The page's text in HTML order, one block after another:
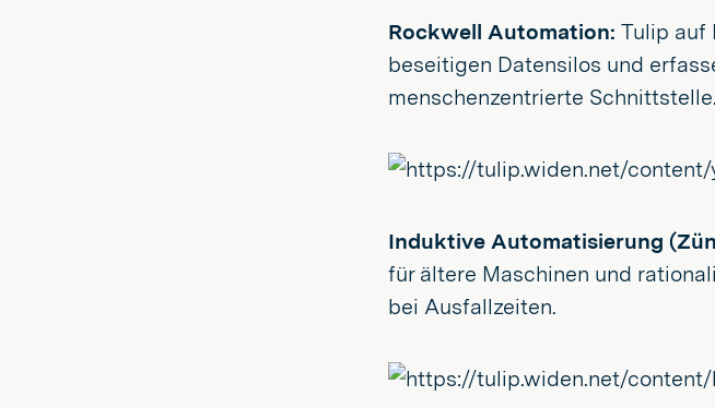
Rockwell Automation: Tulip auf
beseitigen Datensilos und
menschenzentrierte Schnittstelle.
Induktive Automatisierung
für ältere Maschinen und
bei Ausfallzeiten.